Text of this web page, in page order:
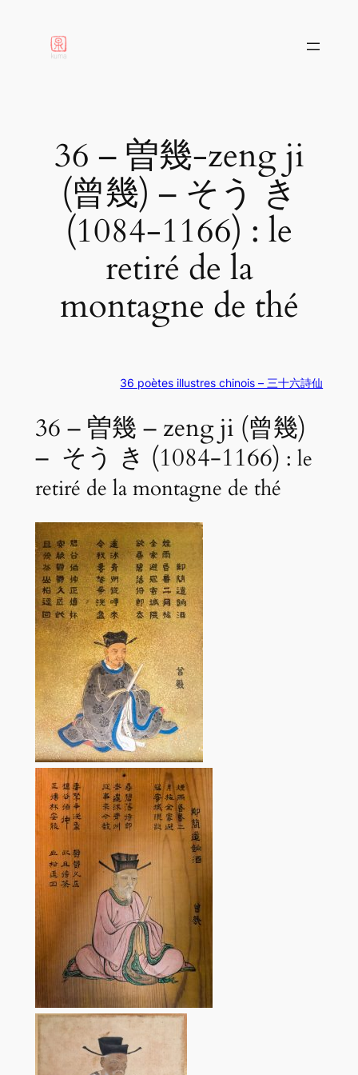
contenu
36 – 曽幾-zeng ji
(曾幾) – そう き
(1084-1166) : le
retiré de la
montagne de thé
36 poètes illustres chinois – 三十六詩仙
36 – 曽幾 – zeng ji (曾幾)
– そう き (1084-1166) : le
retiré de la montagne de thé